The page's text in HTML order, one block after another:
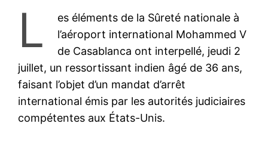
L
es éléments de la Sûreté nationale à
l’aéroport international Mohammed V
de Casablanca ont interpellé, jeudi 2
juillet, un ressortissant indien âgé de 36 ans,
faisant l’objet d’un mandat d’arrêt
international émis par les autorités judiciaires
compétentes aux États-Unis.